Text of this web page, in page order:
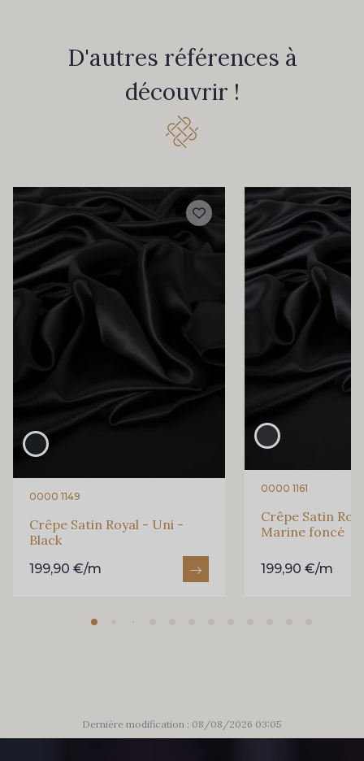
D'autres références à
découvrir !
0000 1149
Crêpe Satin Royal - Uni -
Black
199,90 €/m
0000 1161
Crêpe Satin
Marine foncé
199,90 €/m
Dernière modification : 08/08/2026 03:05